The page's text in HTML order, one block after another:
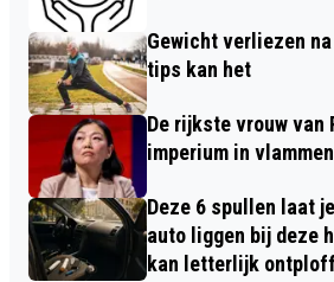
Gewicht verliezen
tips kan het
De rijkste vrouw van
imperium in
Deze 6 spullen laat
auto liggen bij deze
kan letterlijk